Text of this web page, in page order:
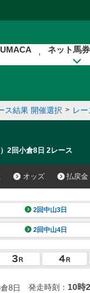
ネット馬
ス結果 開催選択 > レ
2回小倉8日 2レース
オッズ 払戻金
2回中山3日
2回中山4日
8日 発走時刻： 10時